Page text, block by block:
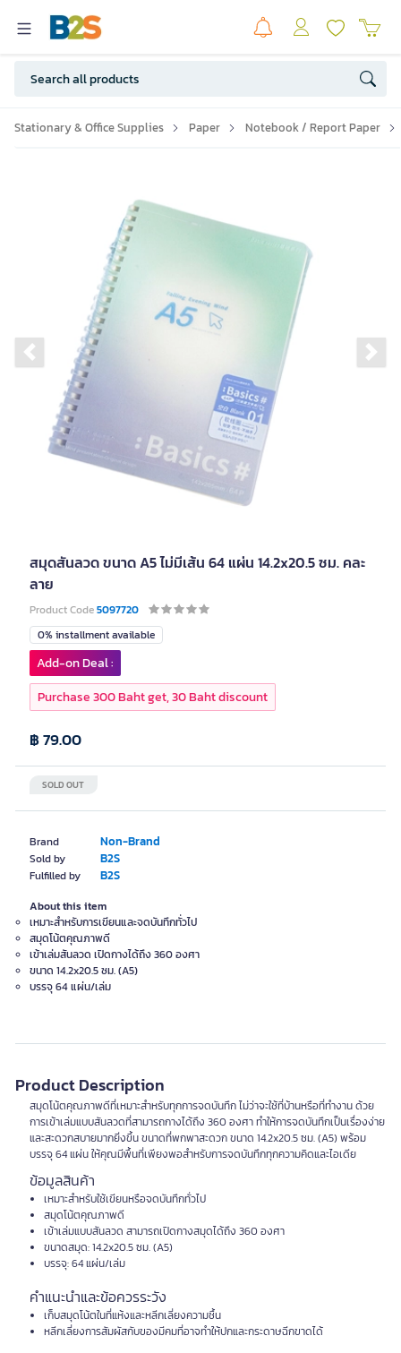
Stationary & Office Supplies Paper Notebook / Report Paper
Previous slide
สมุดสันลวด ขนาด A5 ไม่มีเส้น 64 แผ่น 14.2x20.5 ซม. คละ
ลาย
Product Code5097720
Brand Non-Brand
Sold by B2S
Fulfilled by B2S
0% installment available
SOLD OUT
฿ 79.00
Add-on Deal :
Purchase 300 Baht get, 30 Baht discount
About this item
เหมาะสำหรับการเขียนและจดบันทึกทั่วไป
สมุดโน้ตคุณภาพดี
เข้าเล่มสันลวด เปิดกางได้ถึง 360 องศา
ขนาด 14.2x20.5 ซม. (A5)
บรรจุ 64 แผ่น/เล่ม
Product Description
สมุดโน้ตคุณภาพดีที่เหมาะสำหรับทุกการจดบันทึก ไม่ว่าจะใช้ที่บ้านหรือที่ทำงาน ด้วย
การเข้าเล่มแบบสันลวดที่สามารถกางได้ถึง 360 องศา ทำให้การจดบันทึกเป็นเรื่องง่าย
และสะดวกสบายมากยิ่งขึ้น ขนาดที่พกพาสะดวก ขนาด 14.2x20.5 ซม. (A5) พร้อม
บรรจุ 64 แผ่น ให้คุณมีพื้นที่เพียงพอสำหรับการจดบันทึกทุกความคิดและไอเดีย
ข้อมูลสินค้า
เหมาะสำหรับใช้เขียนหรือจดบันทึกทั่วไป
สมุดโน้ตคุณภาพดี
เข้าเล่มแบบสันลวด สามารถเปิดกางสมุดได้ถึง 360 องศา
ขนาดสมุด: 14.2x20.5 ซม. (A5)
บรรจุ: 64 แผ่น/เล่ม
คำแนะนำและข้อควรระวัง
เก็บสมุดโน้ตในที่แห้งและหลีกเลี่ยงความชื้น
หลีกเลี่ยงการสัมผัสกับของมีคมที่อาจทำให้ปกและกระดาษฉีกขาดได้